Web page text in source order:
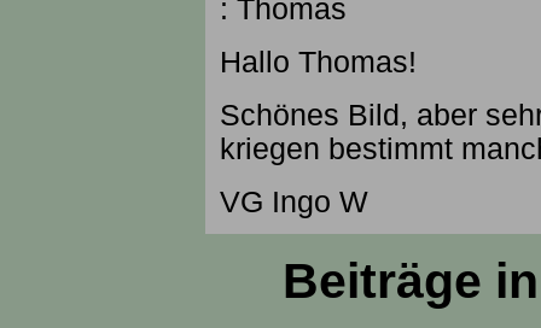
: Thomas
Hallo Thomas!
Schönes Bild, aber
kriegen bestimmt
VG Ingo W
Beiträge